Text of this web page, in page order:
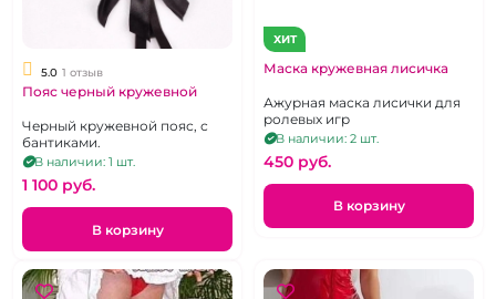
5.0 1 отзыв
Пояс черный кружевной
Черный кружевной пояс, с
бантиками.
В наличии: 1 шт.
1 100 pуб.
В корзину
ХИТ
Маска кружевная лисичка
Ажурная маска лисички для
ролевых игр
В наличии: 2 шт.
450 pуб.
В корзину